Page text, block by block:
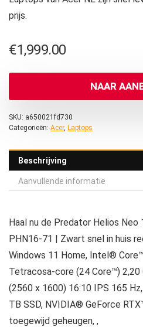
prijs.
€1,999.00
NAAR
SKU: a650021fd730
Categorieën: Acer, Laptops
Beschrijving
Aanvullende informatie
Haal nu de Predator Helios Neo
PHN16-71 | Zwart snel in huis
Windows 11 Home, Intel®
Tetracosa-core (24 Core™) 2,20
(2560 x 1600) 16:10 IPS 165 Hz,
TB SSD, NVIDIA® GeForce
toegewijd geheugen, ,